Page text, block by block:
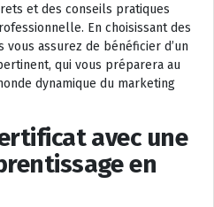
et des conseils pratiques
En choisissant des
assurez de bénéficier d’un
qui vous préparera au
dynamique du marketing
avec une
en